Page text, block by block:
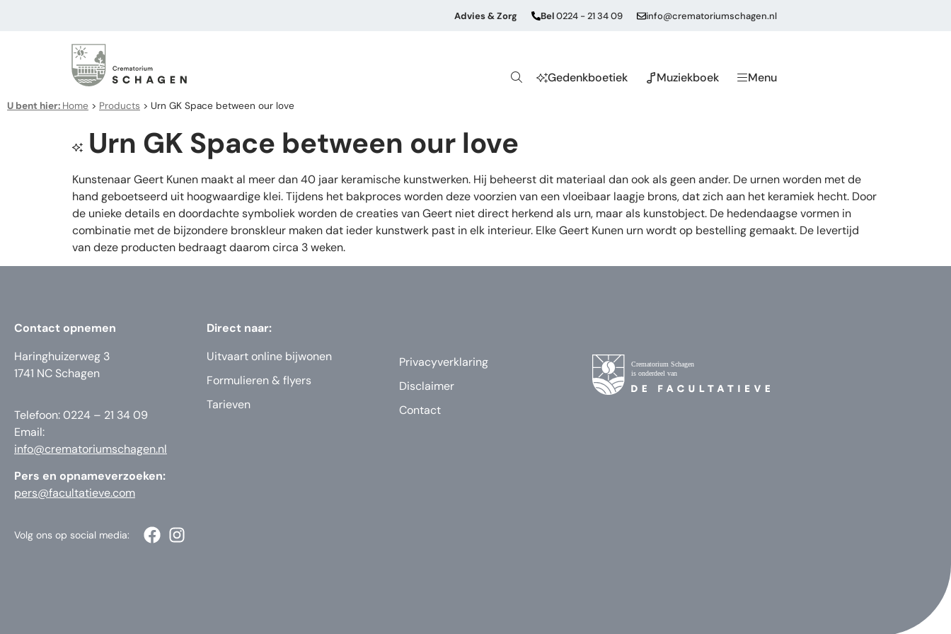
Advies & Zorg Bel0224 - 21 34 09 info@crematoriumschagen.nl
Gedenkboetiek Muziekboek Menu
U bent hier: Home > Products > Urn GK Space between our love
Urn GK Space between our love
Kunstenaar Geert Kunen maakt al meer dan 40 jaar keramische kunstwerken. Hij beheerst dit materiaal dan ook als geen ander. De urnen worden met de
hand geboetseerd uit hoogwaardige klei. Tijdens het bakproces worden deze voorzien van een vloeibaar laagje brons, dat zich aan het keramiek hecht. Door
de unieke details en doordachte symboliek worden de creaties van Geert niet direct herkend als urn, maar als kunstobject. De hedendaagse vormen in
combinatie met de bijzondere bronskleur maken dat ieder kunstwerk past in elk interieur. Elke Geert Kunen urn wordt op bestelling gemaakt. De levertijd
van deze producten bedraagt daarom circa 3 weken.
Contact opnemen
Haringhuizerweg 3
1741 NC Schagen
Telefoon: 0224 – 21 34 09
Email:
info@crematoriumschagen.nl
Pers en opnameverzoeken:
pers@facultatieve.com
Direct naar:
Uitvaart online bijwonen
Formulieren & flyers
Tarieven
Privacyverklaring
Disclaimer
Contact
Volg ons op social media: